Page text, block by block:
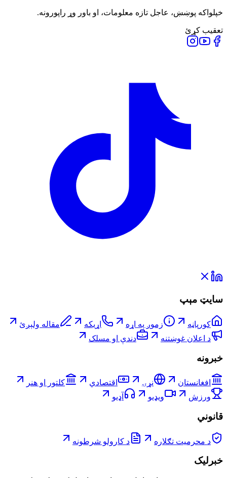
خپلواکه پوښښ، عاجل تازه معلومات، او باور وړ راپورونه.
تعقیب کړئ
سایټ مېپ
کورپاڼه زموږ په اړه اړیکه
مقاله ولېږئ
د اعلان غوښتنه
دندې او مسلک
خبرونه
افغانستان نړۍ اقتصادي
کلتور او هنر
ورزش
ویډیو آډیو
قانوني
د محرمیت تګلاره د کارولو شرطونه
خبرلیک